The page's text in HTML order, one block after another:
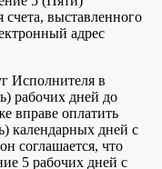
выставленного
адрес
Исполнителя в
рабочих дней до
вправе оплатить
календарных дней с
соглашается, что
5 рабочих дней с